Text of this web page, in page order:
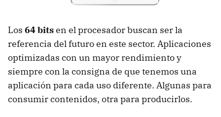
Los 64 bitsen el procesador buscan ser la
referencia del futuro en este sector. Aplicaciones
optimizadas con un mayor rendimiento y
siempre con la consigna de que tenemos una
aplicación para cada uso diferente. Algunas para
consumir contenidos, otra para producirlos.